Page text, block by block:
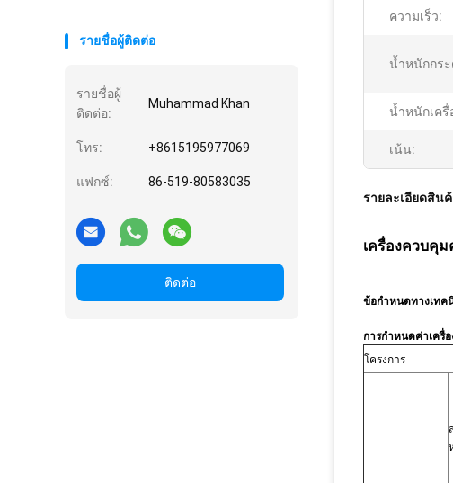
รายชื่อผู้ติดต่อ
รายชื่อผู้
ติดต่อ:
Muhammad Khan
โทร: +8615195977069
แฟกซ์: 86-519-80583035
ติดต่อ
ความเร็ว:
น้ำหนักกร
น้ำหนักเครื่
เน้น:
รายละเอียดสิน
เครื่องควบคุ
ข้อกำหนดทางเทค
การกำหนดค่าเครื่อ
โครงการ